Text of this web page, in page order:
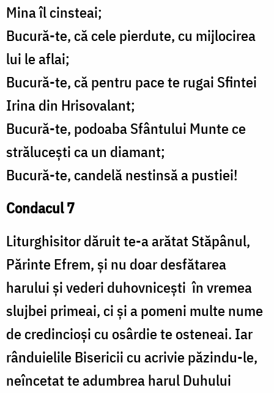
Mina îl cinsteai;
Bucură-te, că cele pierdute, cu mijlocirea
lui le aflai;
Bucură-te, că pentru pace te rugai Sfintei
Irina din Hrisovalant;
Bucură-te, podoaba Sfântului Munte ce
strălucești ca un diamant;
Bucură-te, candelă nestinsă a pustiei!
Condacul 7
Liturghisitor dăruit te-a arătat Stăpânul,
Părinte Efrem, și nu doar desfătarea
harului și vederi duhovnicești în vremea
slujbei primeai, ci și a pomeni multe nume
de credincioși cu osârdie te osteneai. Iar
rânduielile Bisericii cu acrivie păzindu-le,
neîncetat te adumbrea harul Duhului